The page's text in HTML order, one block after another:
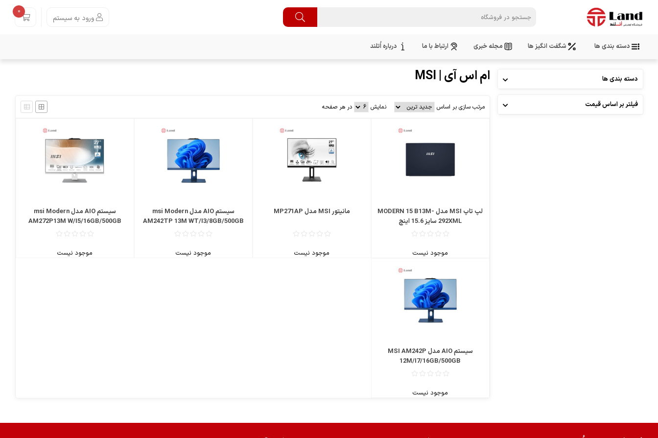
ورود به سیستم
0
دسته بندی ها شگفت انگیز ها مجله خبری ارتباط با ما درباره اُتلند
دسته بندی ها
فیلتر بر اساس قیمت
ام اس آی | MSI
مرتب سازی بر اساس نمایش در هر صفحه
لپ تاپ MSI مدل MODERN 15 B13M-
292XML سایز 15.6 اینچ
موجود نیست
مانیتور MSI مدل MP271AP
موجود نیست
سیستم AIO مدل msi Modern
AM242TP 13M WT/I3/8GB/500GB
موجود نیست
سیستم AIO مدل msi Modern
AM272P13M W/I5/16GB/500GB
موجود نیست
سیستم AIO مدل MSI AM242P
12M/I7/16GB/500GB
موجود نیست